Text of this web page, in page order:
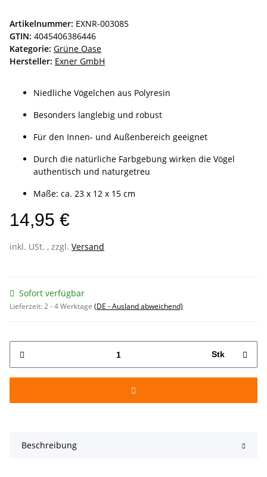
Artikelnummer: EXNR-003085
GTIN: 4045406386446
Kategorie: Grüne Oase
Hersteller: Exner GmbH
Niedliche Vögelchen aus Polyresin
Besonders langlebig und robust
Für den Innen- und Außenbereich geeignet
Durch die natürliche Farbgebung wirken die Vögel
authentisch und naturgetreu
Maße: ca. 23 x 12 x 15 cm
14,95 €
inkl. USt. , zzgl. Versand
Sofort verfügbar
Lieferzeit:2 - 4 Werktage (DE - Ausland abweichend)
Stk
Beschreibung